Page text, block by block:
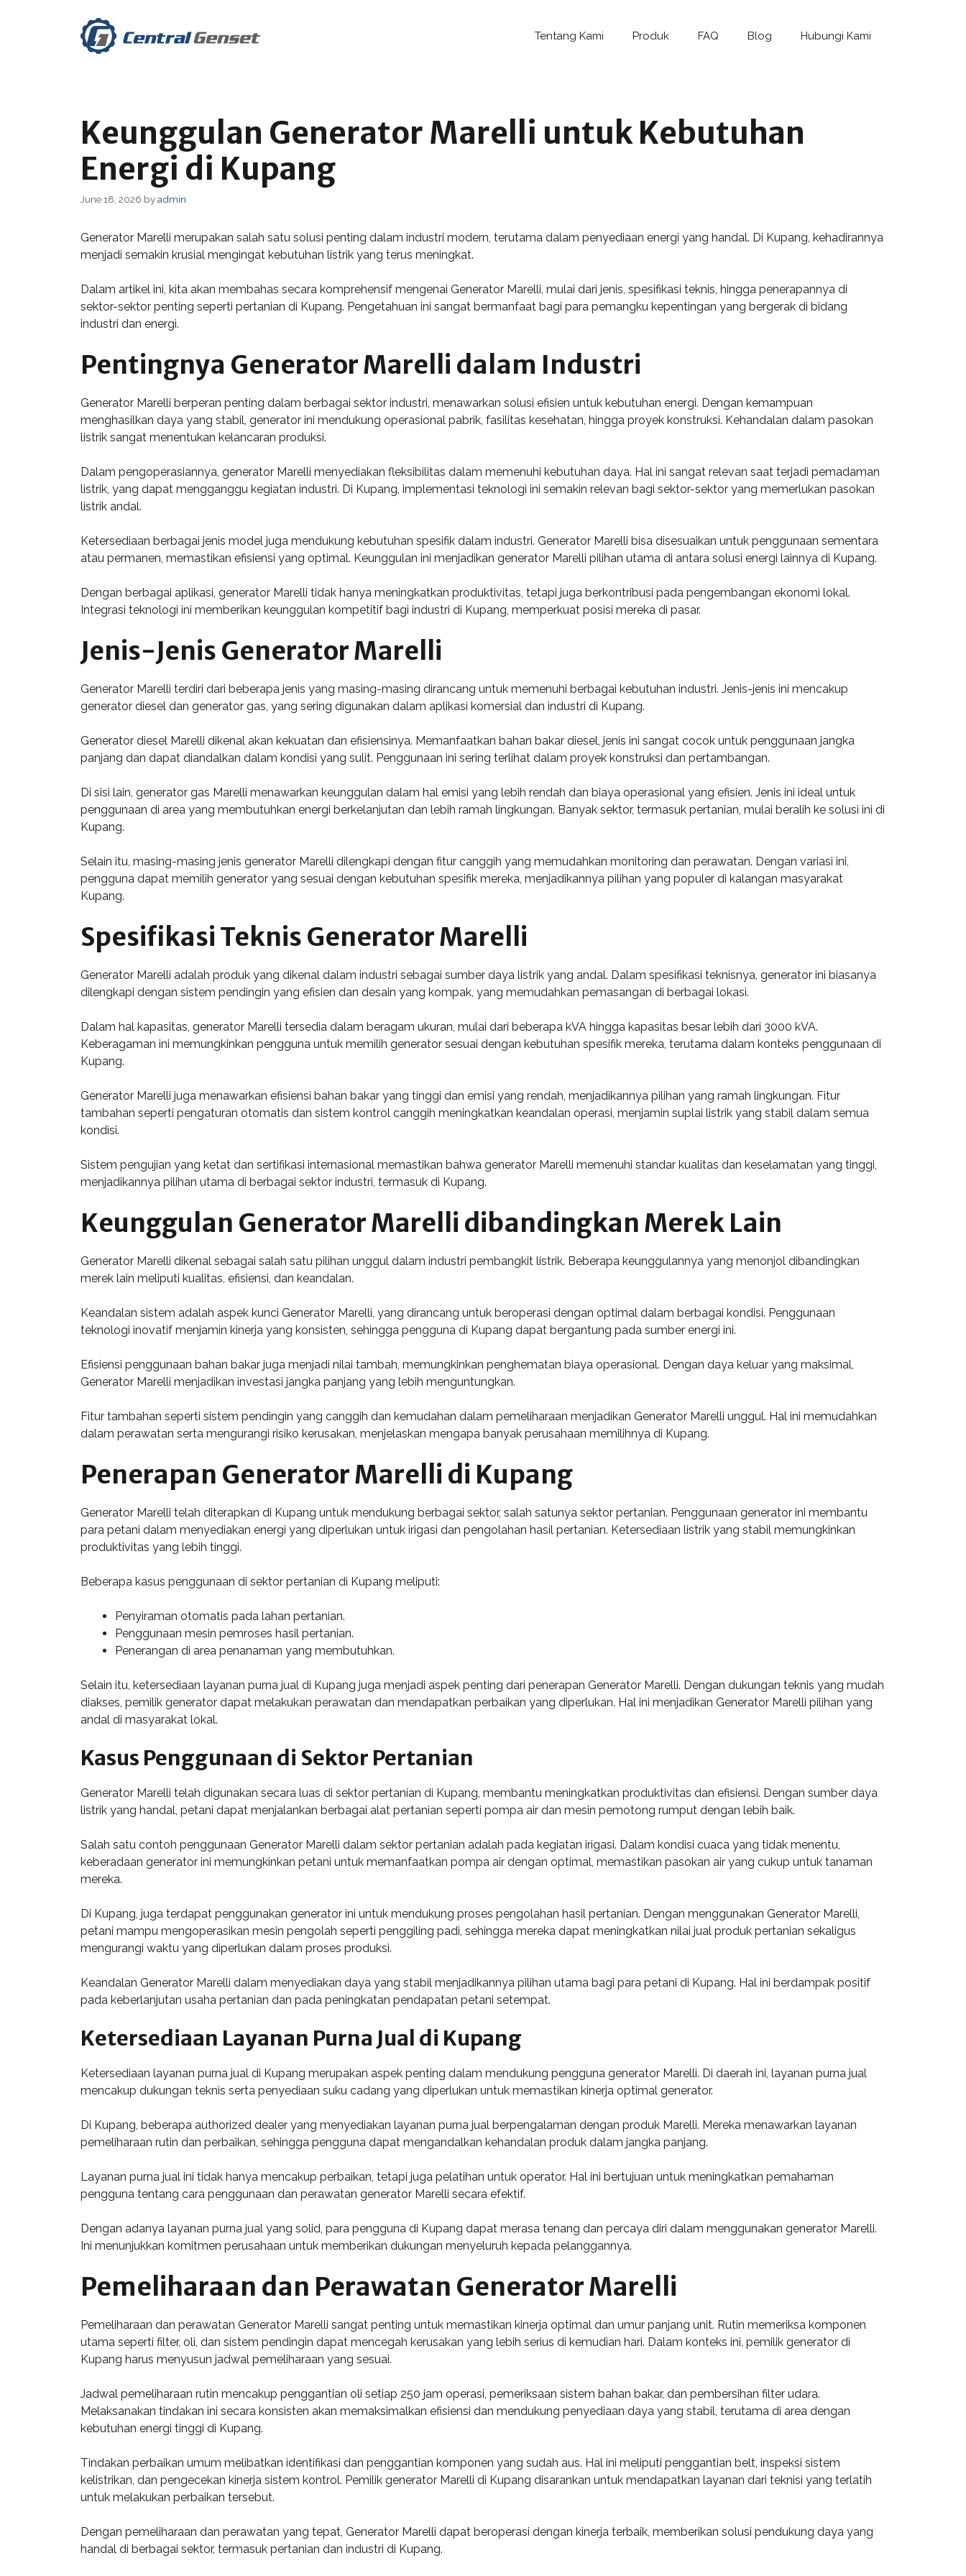
Tentang Kami Produk FAQ Blog Hubungi Kami
Keunggulan Generator Marelli untuk Kebutuhan
Energi di Kupang
June 18, 2026 byadmin
Generator Marelli merupakan salah satu solusi penting dalam industri modern, terutama dalam penyediaan energi yang handal. Di Kupang, kehadirannya
menjadi semakin krusial mengingat kebutuhan listrik yang terus meningkat.
Dalam artikel ini, kita akan membahas secara komprehensif mengenai Generator Marelli, mulai dari jenis, spesifikasi teknis, hingga penerapannya di
sektor-sektor penting seperti pertanian di Kupang. Pengetahuan ini sangat bermanfaat bagi para pemangku kepentingan yang bergerak di bidang
industri dan energi.
Pentingnya Generator Marelli dalam Industri
Generator Marelli berperan penting dalam berbagai sektor industri, menawarkan solusi efisien untuk kebutuhan energi. Dengan kemampuan
menghasilkan daya yang stabil, generator ini mendukung operasional pabrik, fasilitas kesehatan, hingga proyek konstruksi. Kehandalan dalam pasokan
listrik sangat menentukan kelancaran produksi.
Dalam pengoperasiannya, generator Marelli menyediakan fleksibilitas dalam memenuhi kebutuhan daya. Hal ini sangat relevan saat terjadi pemadaman
listrik, yang dapat mengganggu kegiatan industri. Di Kupang, implementasi teknologi ini semakin relevan bagi sektor-sektor yang memerlukan pasokan
listrik andal.
Ketersediaan berbagai jenis model juga mendukung kebutuhan spesifik dalam industri. Generator Marelli bisa disesuaikan untuk penggunaan sementara
atau permanen, memastikan efisiensi yang optimal. Keunggulan ini menjadikan generator Marelli pilihan utama di antara solusi energi lainnya di Kupang.
Dengan berbagai aplikasi, generator Marelli tidak hanya meningkatkan produktivitas, tetapi juga berkontribusi pada pengembangan ekonomi lokal.
Integrasi teknologi ini memberikan keunggulan kompetitif bagi industri di Kupang, memperkuat posisi mereka di pasar.
Jenis-Jenis Generator Marelli
Generator Marelli terdiri dari beberapa jenis yang masing-masing dirancang untuk memenuhi berbagai kebutuhan industri. Jenis-jenis ini mencakup
generator diesel dan generator gas, yang sering digunakan dalam aplikasi komersial dan industri di Kupang.
Generator diesel Marelli dikenal akan kekuatan dan efisiensinya. Memanfaatkan bahan bakar diesel, jenis ini sangat cocok untuk penggunaan jangka
panjang dan dapat diandalkan dalam kondisi yang sulit. Penggunaan ini sering terlihat dalam proyek konstruksi dan pertambangan.
Di sisi lain, generator gas Marelli menawarkan keunggulan dalam hal emisi yang lebih rendah dan biaya operasional yang efisien. Jenis ini ideal untuk
penggunaan di area yang membutuhkan energi berkelanjutan dan lebih ramah lingkungan. Banyak sektor, termasuk pertanian, mulai beralih ke solusi ini di
Kupang.
Selain itu, masing-masing jenis generator Marelli dilengkapi dengan fitur canggih yang memudahkan monitoring dan perawatan. Dengan variasi ini,
pengguna dapat memilih generator yang sesuai dengan kebutuhan spesifik mereka, menjadikannya pilihan yang populer di kalangan masyarakat
Kupang.
Spesifikasi Teknis Generator Marelli
Generator Marelli adalah produk yang dikenal dalam industri sebagai sumber daya listrik yang andal. Dalam spesifikasi teknisnya, generator ini biasanya
dilengkapi dengan sistem pendingin yang efisien dan desain yang kompak, yang memudahkan pemasangan di berbagai lokasi.
Dalam hal kapasitas, generator Marelli tersedia dalam beragam ukuran, mulai dari beberapa kVA hingga kapasitas besar lebih dari 3000 kVA.
Keberagaman ini memungkinkan pengguna untuk memilih generator sesuai dengan kebutuhan spesifik mereka, terutama dalam konteks penggunaan di
Kupang.
Generator Marelli juga menawarkan efisiensi bahan bakar yang tinggi dan emisi yang rendah, menjadikannya pilihan yang ramah lingkungan. Fitur
tambahan seperti pengaturan otomatis dan sistem kontrol canggih meningkatkan keandalan operasi, menjamin suplai listrik yang stabil dalam semua
kondisi.
Sistem pengujian yang ketat dan sertifikasi internasional memastikan bahwa generator Marelli memenuhi standar kualitas dan keselamatan yang tinggi,
menjadikannya pilihan utama di berbagai sektor industri, termasuk di Kupang.
Keunggulan Generator Marelli dibandingkan Merek Lain
Generator Marelli dikenal sebagai salah satu pilihan unggul dalam industri pembangkit listrik. Beberapa keunggulannya yang menonjol dibandingkan
merek lain meliputi kualitas, efisiensi, dan keandalan.
Keandalan sistem adalah aspek kunci Generator Marelli, yang dirancang untuk beroperasi dengan optimal dalam berbagai kondisi. Penggunaan
teknologi inovatif menjamin kinerja yang konsisten, sehingga pengguna di Kupang dapat bergantung pada sumber energi ini.
Efisiensi penggunaan bahan bakar juga menjadi nilai tambah, memungkinkan penghematan biaya operasional. Dengan daya keluar yang maksimal,
Generator Marelli menjadikan investasi jangka panjang yang lebih menguntungkan.
Fitur tambahan seperti sistem pendingin yang canggih dan kemudahan dalam pemeliharaan menjadikan Generator Marelli unggul. Hal ini memudahkan
dalam perawatan serta mengurangi risiko kerusakan, menjelaskan mengapa banyak perusahaan memilihnya di Kupang.
Penerapan Generator Marelli di Kupang
Generator Marelli telah diterapkan di Kupang untuk mendukung berbagai sektor, salah satunya sektor pertanian. Penggunaan generator ini membantu
para petani dalam menyediakan energi yang diperlukan untuk irigasi dan pengolahan hasil pertanian. Ketersediaan listrik yang stabil memungkinkan
produktivitas yang lebih tinggi.
Beberapa kasus penggunaan di sektor pertanian di Kupang meliputi:
Penyiraman otomatis pada lahan pertanian.
Penggunaan mesin pemroses hasil pertanian.
Penerangan di area penanaman yang membutuhkan.
Selain itu, ketersediaan layanan purna jual di Kupang juga menjadi aspek penting dari penerapan Generator Marelli. Dengan dukungan teknis yang mudah
diakses, pemilik generator dapat melakukan perawatan dan mendapatkan perbaikan yang diperlukan. Hal ini menjadikan Generator Marelli pilihan yang
andal di masyarakat lokal.
Kasus Penggunaan di Sektor Pertanian
Generator Marelli telah digunakan secara luas di sektor pertanian di Kupang, membantu meningkatkan produktivitas dan efisiensi. Dengan sumber daya
listrik yang handal, petani dapat menjalankan berbagai alat pertanian seperti pompa air dan mesin pemotong rumput dengan lebih baik.
Salah satu contoh penggunaan Generator Marelli dalam sektor pertanian adalah pada kegiatan irigasi. Dalam kondisi cuaca yang tidak menentu,
keberadaan generator ini memungkinkan petani untuk memanfaatkan pompa air dengan optimal, memastikan pasokan air yang cukup untuk tanaman
mereka.
Di Kupang, juga terdapat penggunakan generator ini untuk mendukung proses pengolahan hasil pertanian. Dengan menggunakan Generator Marelli,
petani mampu mengoperasikan mesin pengolah seperti penggiling padi, sehingga mereka dapat meningkatkan nilai jual produk pertanian sekaligus
mengurangi waktu yang diperlukan dalam proses produksi.
Keandalan Generator Marelli dalam menyediakan daya yang stabil menjadikannya pilihan utama bagi para petani di Kupang. Hal ini berdampak positif
pada keberlanjutan usaha pertanian dan pada peningkatan pendapatan petani setempat.
Ketersediaan Layanan Purna Jual di Kupang
Ketersediaan layanan purna jual di Kupang merupakan aspek penting dalam mendukung pengguna generator Marelli. Di daerah ini, layanan purna jual
mencakup dukungan teknis serta penyediaan suku cadang yang diperlukan untuk memastikan kinerja optimal generator.
Di Kupang, beberapa authorized dealer yang menyediakan layanan purna jual berpengalaman dengan produk Marelli. Mereka menawarkan layanan
pemeliharaan rutin dan perbaikan, sehingga pengguna dapat mengandalkan kehandalan produk dalam jangka panjang.
Layanan purna jual ini tidak hanya mencakup perbaikan, tetapi juga pelatihan untuk operator. Hal ini bertujuan untuk meningkatkan pemahaman
pengguna tentang cara penggunaan dan perawatan generator Marelli secara efektif.
Dengan adanya layanan purna jual yang solid, para pengguna di Kupang dapat merasa tenang dan percaya diri dalam menggunakan generator Marelli.
Ini menunjukkan komitmen perusahaan untuk memberikan dukungan menyeluruh kepada pelanggannya.
Pemeliharaan dan Perawatan Generator Marelli
Pemeliharaan dan perawatan Generator Marelli sangat penting untuk memastikan kinerja optimal dan umur panjang unit. Rutin memeriksa komponen
utama seperti filter, oli, dan sistem pendingin dapat mencegah kerusakan yang lebih serius di kemudian hari. Dalam konteks ini, pemilik generator di
Kupang harus menyusun jadwal pemeliharaan yang sesuai.
Jadwal pemeliharaan rutin mencakup penggantian oli setiap 250 jam operasi, pemeriksaan sistem bahan bakar, dan pembersihan filter udara.
Melaksanakan tindakan ini secara konsisten akan memaksimalkan efisiensi dan mendukung penyediaan daya yang stabil, terutama di area dengan
kebutuhan energi tinggi di Kupang.
Tindakan perbaikan umum melibatkan identifikasi dan penggantian komponen yang sudah aus. Hal ini meliputi penggantian belt, inspeksi sistem
kelistrikan, dan pengecekan kinerja sistem kontrol. Pemilik generator Marelli di Kupang disarankan untuk mendapatkan layanan dari teknisi yang terlatih
untuk melakukan perbaikan tersebut.
Dengan pemeliharaan dan perawatan yang tepat, Generator Marelli dapat beroperasi dengan kinerja terbaik, memberikan solusi pendukung daya yang
handal di berbagai sektor, termasuk pertanian dan industri di Kupang.